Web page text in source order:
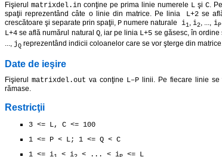
Fişierul matrixdel.in conţine pe prima linie numerele L şi C.
spaţii reprezentând câte o linie din matrice. Pe linia L+2se
crescătoare şi separate prin spaţii, P numere naturale i1,i2, ..., iP
L+4 se află numărul natural Q, iar pe linia L+5 se găsesc, în
jQ reprezentând indicii coloanelor care se vor şterge din matrice.
Date de ieşire
Fişierul matrixdel.out va conţine L–Plinii. Pe fiecare linie se
rămase.
Restricţii
3 <= L, C <= 100
1 <= P < L; 1 <= Q < C
1 <= i
< i < ... < i
<= L